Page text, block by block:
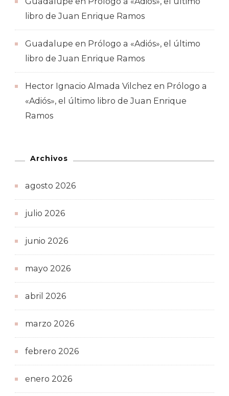
libro de Juan Enrique Ramos
Guadalupe en Prólogo a «Adiós», el último
libro de Juan Enrique Ramos
Hector Ignacio Almada Vilchez en Prólogo a
«Adiós», el último libro de Juan Enrique
Ramos
Archivos
agosto 2026
julio 2026
junio 2026
mayo 2026
abril 2026
marzo 2026
febrero 2026
enero 2026